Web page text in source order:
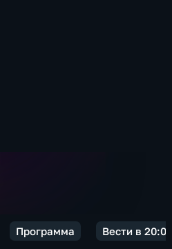
Программа Вести в 20:00